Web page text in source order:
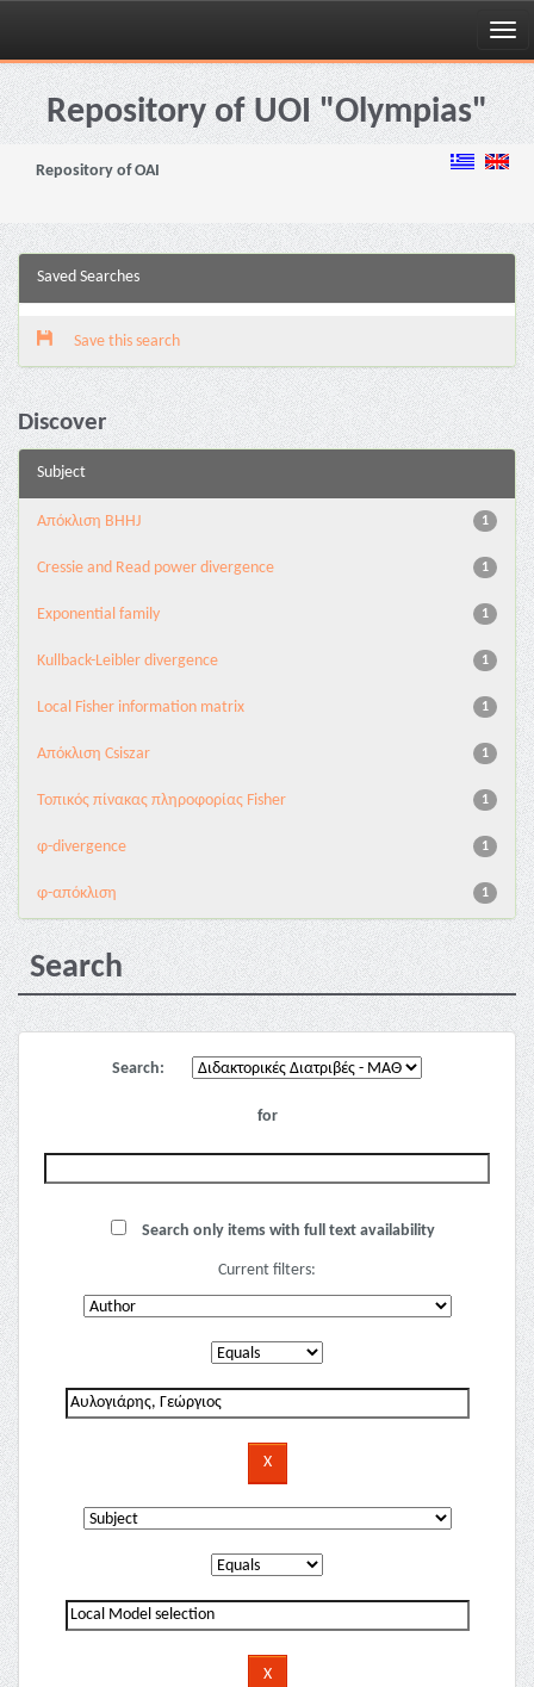
Skip
navigationRepository of UOI "Olympias"
Repository of OAI
Saved Searches
Save this search
Discover
Subject
1
Aπόκλιση BHHJ
1
Cressie and Read power divergence
1
Exponential family
1
Kullback-Leibler divergence
1
Local Fisher information matrix
1
Απόκλιση Csiszar
1
Τοπικός πίνακας πληροφορίας Fisher
1
φ-divergence
1
φ-απόκλιση
Search
Search:
for
Search only items with full text availability
Current filters: